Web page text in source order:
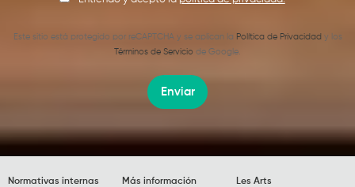
Este sitio está protegido por reCAPTCHA y se aplican la Política de Privacidad y los
Términos de Servicio de Google.
Enviar
Normativas internas
Más información
Les Arts